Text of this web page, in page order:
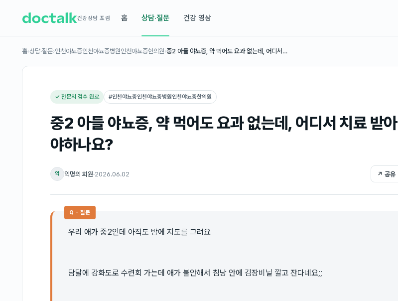
건강상담 포럼 홈 상담·질문 건강 영상
홈›상담·질문›인천야뇨증인천야뇨증병원인천야뇨증한의원›중2 아들 야뇨증, 약 먹어도 요과 없는데, 어디서…
✓ 전문의 검수 완료 #인천야뇨증인천야뇨증병원인천야뇨증한의원
중2 아들 야뇨증, 약 먹어도 요과 없는데, 어디서 치료 받아
야하나요?
익 익명의 회원·2026.06.02 ↗ 공유
Q · 질문
우리 애가 중2인데 아직도 밤에 지도를 그려요
담달에 강화도로 수련회 가는데 애가 불안해서 침낭 안에 김장비닐 깔고 잔다네요;;